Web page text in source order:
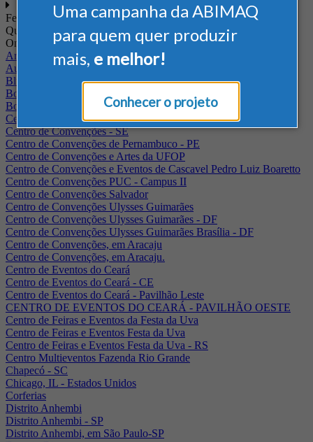
Uma campanha da ABIMAQ
para quem quer produzir
mais, e melhor!
Conhecer o projeto
Feiras
Quando
Onde
Arena Jaguariuna
Auditório Albano Franco - FIEPA
Blumenau - SC
BolognaFiere
Boulevard Olimpico - RJ
Centro Internacional de Convenções do Brasil, em Brasília
Centro de Convenções - SE
Centro de Convenções de Pernambuco - PE
Centro de Convenções e Artes da UFOP
Centro de Convenções e Eventos de Cascavel Pedro Luiz Boaretto
Centro de Convenções PUC - Campus II
Centro de Convenções Salvador
Centro de Convenções Ulysses Guimarães
Centro de Convenções Ulysses Guimarães - DF
Centro de Convenções Ulysses Guimarães Brasília - DF
Centro de Convenções, em Aracaju
Centro de Convenções, em Aracaju.
Centro de Eventos do Ceará
Centro de Eventos do Ceará - CE
Centro de Eventos do Ceará - Pavilhão Leste
CENTRO DE EVENTOS DO CEARÁ - PAVILHÃO OESTE
Centro de Feiras e Eventos da Festa da Uva
Centro de Feiras e Eventos Festa da Uva
Centro de Feiras e Eventos Festa da Uva - RS
Centro Multieventos Fazenda Rio Grande
Chapecó - SC
Chicago, IL - Estados Unidos
Corferias
Distrito Anhembi
Distrito Anhembi - SP
Distrito Anhembi, em São Paulo-SP